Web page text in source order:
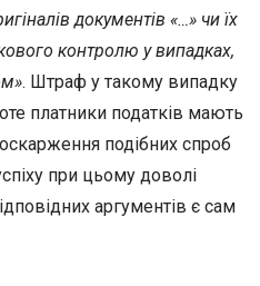
документів «…» чи їх
контролю у випадках,
. Штраф у такому випадку
платники податків мають
подібних спроб
при цьому доволі
аргументів є сам